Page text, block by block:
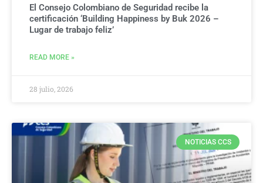
El Consejo Colombiano de Seguridad recibe la
certificación ‘Building Happiness by Buk 2026 –
Lugar de trabajo feliz’
READ MORE »
28 julio, 2026
NOTICIAS CCS